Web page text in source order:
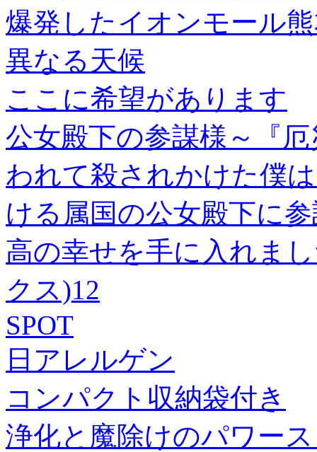
爆発したイオンモール
異なる天候
ここに希望があります
公女殿下の参謀様～『
われて殺されかけた僕
ける属国の公女殿下に
高の幸せを手に入れま
クス)12
SPOT
日アレルゲン
コンパクト収納袋付き
浄化と魔除けのパワー